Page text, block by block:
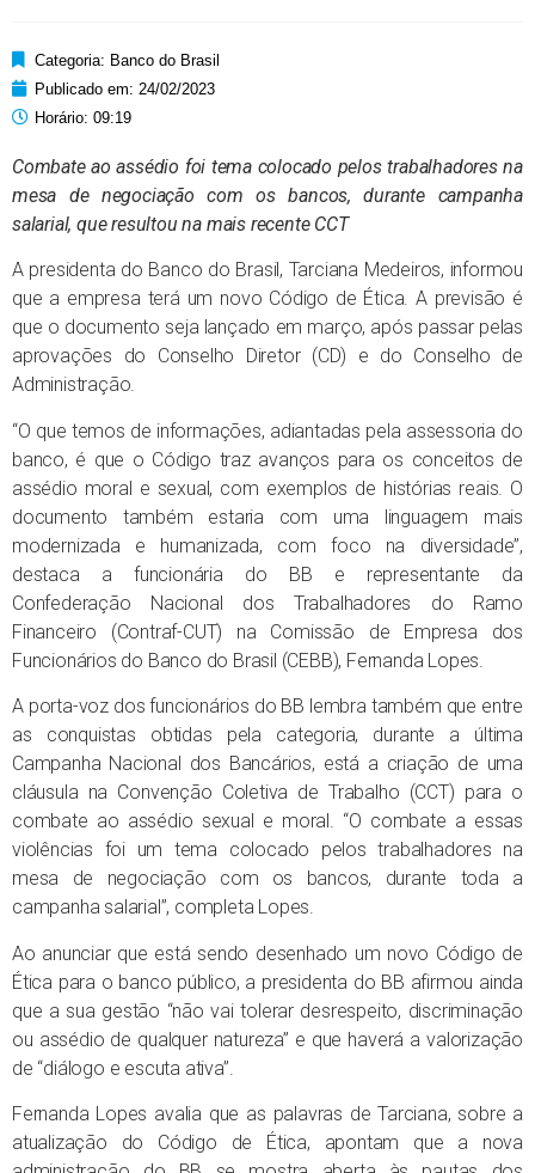
Categoria: Banco do Brasil
Publicado em: 24/02/2023
Horário: 09:19
Combate ao assédio foi tema colocado pelos trabalhadores na
mesa de negociação com os bancos, durante campanha
salarial, que resultou na mais recente CCT
A presidenta do Banco do Brasil, Tarciana Medeiros, informou
que a empresa terá um novo Código de Ética. A previsão é
que o documento seja lançado em março, após passar pelas
aprovações do Conselho Diretor (CD) e do Conselho de
Administração.
“O que temos de informações, adiantadas pela assessoria do
banco, é que o Código traz avanços para os conceitos de
assédio moral e sexual, com exemplos de histórias reais. O
documento também estaria com uma linguagem mais
modernizada e humanizada, com foco na diversidade”,
destaca a funcionária do BB e representante da
Confederação Nacional dos Trabalhadores do Ramo
Financeiro (Contraf-CUT) na Comissão de Empresa dos
Funcionários do Banco do Brasil (CEBB), Fernanda Lopes.
A porta-voz dos funcionários do BB lembra também que entre
as conquistas obtidas pela categoria, durante a última
Campanha Nacional dos Bancários, está a criação de uma
cláusula na Convenção Coletiva de Trabalho (CCT) para o
combate ao assédio sexual e moral. “O combate a essas
violências foi um tema colocado pelos trabalhadores na
mesa de negociação com os bancos, durante toda a
campanha salarial”, completa Lopes.
Ao anunciar que está sendo desenhado um novo Código de
Ética para o banco público, a presidenta do BB afirmou ainda
que a sua gestão “não vai tolerar desrespeito, discriminação
ou assédio de qualquer natureza” e que haverá a valorização
de “diálogo e escuta ativa”.
Fernanda Lopes avalia que as palavras de Tarciana, sobre a
atualização do Código de Ética, apontam que a nova